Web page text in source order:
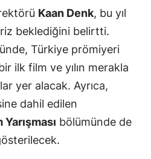
Kaan Denk, bu yıl
beklediğini belirtti.
Türkiye prömiyeri
ilk film ve yılın merakla
yer alacak. Ayrıca,
dahil edilen
bölümünde de